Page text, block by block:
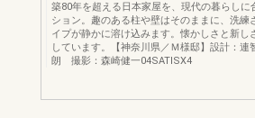
築80年を超える日本家屋を、現代の暮らしに
ション。趣のある柱や壁はそのままに、洗練
イプが静かに溶け込みます。懐かしさと新し
しています。【神奈川県／Ｍ様邸】設計：連
朗 撮影：森崎健一04SATISX4